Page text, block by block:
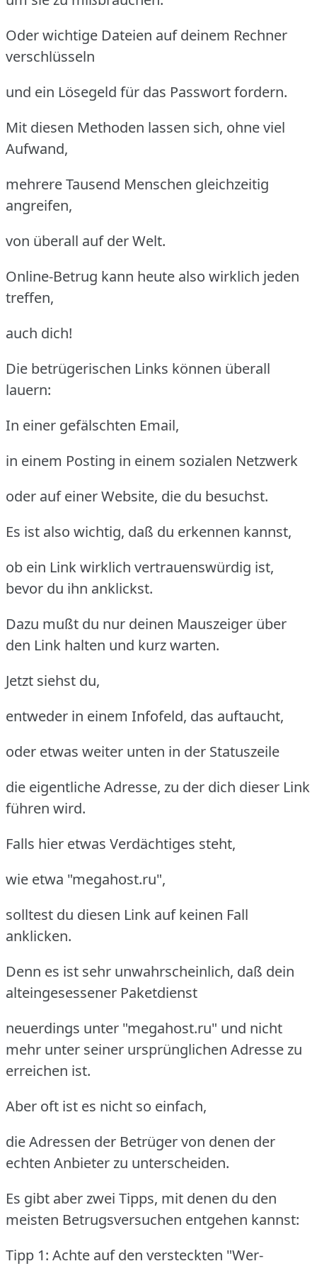
Oder wichtige Dateien auf deinem Rechner
verschlüsseln
und ein Lösegeld für das Passwort fordern.
Mit diesen Methoden lassen sich, ohne viel
Aufwand,
mehrere Tausend Menschen gleichzeitig
angreifen,
von überall auf der Welt.
Online-Betrug kann heute also wirklich jeden
treffen,
auch dich!
Die betrügerischen Links können überall
lauern:
In einer gefälschten Email,
in einem Posting in einem sozialen Netzwerk
oder auf einer Website, die du besuchst.
Es ist also wichtig, daß du erkennen kannst,
ob ein Link wirklich vertrauenswürdig ist,
bevor du ihn anklickst.
Dazu mußt du nur deinen Mauszeiger über
den Link halten und kurz warten.
Jetzt siehst du,
entweder in einem Infofeld, das auftaucht,
oder etwas weiter unten in der Statuszeile
die eigentliche Adresse, zu der dich dieser Link
führen wird.
Falls hier etwas Verdächtiges steht,
wie etwa "megahost.ru",
solltest du diesen Link auf keinen Fall
anklicken.
Denn es ist sehr unwahrscheinlich, daß dein
alteingesessener Paketdienst
neuerdings unter "megahost.ru" und nicht
mehr unter seiner ursprünglichen Adresse zu
erreichen ist.
Aber oft ist es nicht so einfach,
die Adressen der Betrüger von denen der
echten Anbieter zu unterscheiden.
Es gibt aber zwei Tipps, mit denen du den
meisten Betrugsversuchen entgehen kannst:
Tipp 1: Achte auf den versteckten "Wer-